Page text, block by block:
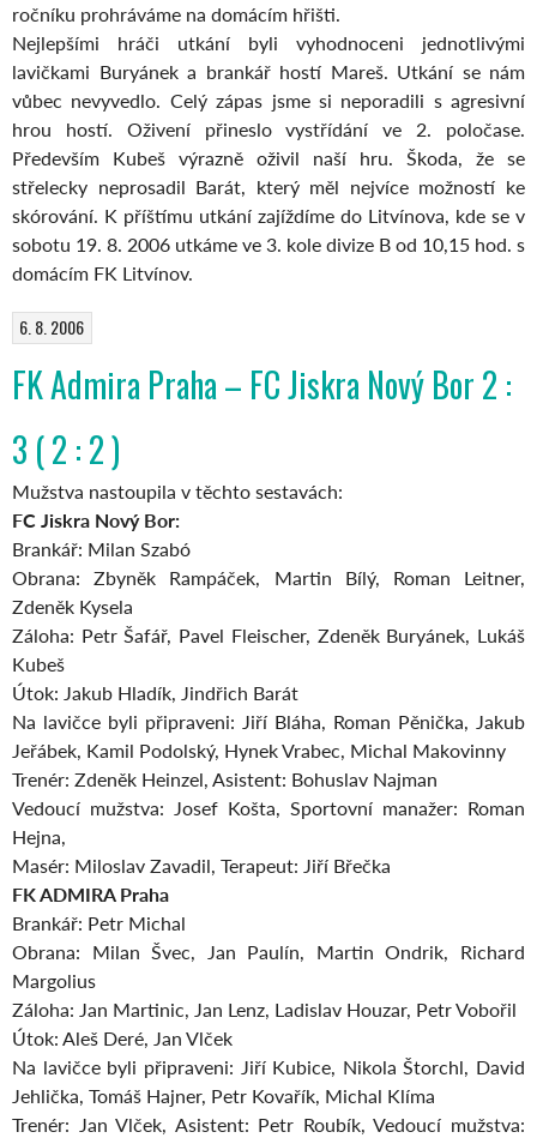
ročníku prohráváme na domácím hřišti.
Nejlepšími hráči utkání byli vyhodnoceni jednotlivými
lavičkami Buryánek a brankář hostí Mareš. Utkání se nám
vůbec nevyvedlo. Celý zápas jsme si neporadili s agresivní
hrou hostí. Oživení přineslo vystřídání ve 2. poločase.
Především Kubeš výrazně oživil naší hru. Škoda, že se
střelecky neprosadil Barát, který měl nejvíce možností ke
skórování. K příštímu utkání zajíždíme do Litvínova, kde se v
sobotu 19. 8. 2006 utkáme ve 3. kole divize B od 10,15 hod. s
domácím FK Litvínov.
6. 8. 2006
FK Admira Praha – FC Jiskra Nový Bor 2 :
3 ( 2 : 2 )
Mužstva nastoupila v těchto sestavách:
FC Jiskra Nový Bor:
Brankář: Milan Szabó
Obrana: Zbyněk Rampáček, Martin Bílý, Roman Leitner,
Zdeněk Kysela
Záloha: Petr Šafář, Pavel Fleischer, Zdeněk Buryánek, Lukáš
Kubeš
Útok: Jakub Hladík, Jindřich Barát
Na lavičce byli připraveni: Jiří Bláha, Roman Pěnička, Jakub
Jeřábek, Kamil Podolský, Hynek Vrabec, Michal Makovinny
Trenér: Zdeněk Heinzel, Asistent: Bohuslav Najman
Vedoucí mužstva: Josef Košta, Sportovní manažer: Roman
Hejna,
Masér: Miloslav Zavadil, Terapeut: Jiří Břečka
FK ADMIRA Praha
Brankář: Petr Michal
Obrana: Milan Švec, Jan Paulín, Martin Ondrik, Richard
Margolius
Záloha: Jan Martinic, Jan Lenz, Ladislav Houzar, Petr Vobořil
Útok: Aleš Deré, Jan Vlček
Na lavičce byli připraveni: Jiří Kubice, Nikola Štorchl, David
Jehlička, Tomáš Hajner, Petr Kovařík, Michal Klíma
Trenér: Jan Vlček, Asistent: Petr Roubík, Vedoucí mužstva: